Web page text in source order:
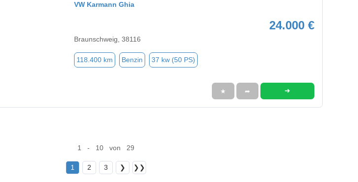
VW Karmann Ghia
24.000 €
Braunschweig, 38116
118.400 km Benzin 37 kw (50 PS)
★ ➦ ➜
1 - 10 von 29
1 2 3 ❯ ❯❯